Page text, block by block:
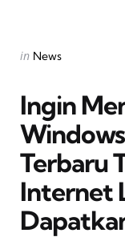
Categories
Posted
in News
Ingin
Terbaru
Internet